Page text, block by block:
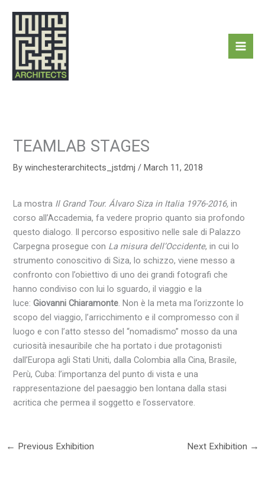
content
TEAMLAB STAGES
Bywinchesterarchitects_jstdmj/March 11, 2018
La mostra Il Grand Tour. Álvaro Siza in Italia 1976-2016,in
corso all’Accademia, fa vedere proprio quanto sia profondo
questo dialogo. Il percorso espositivo nelle sale di Palazzo
Carpegna prosegue con La misura dell’Occidente, in cui lo
strumento conoscitivo di Siza, lo schizzo, viene messo a
confronto con l’obiettivo di uno dei grandi fotografi che
hanno condiviso con lui lo sguardo, il viaggio e la
luce:Giovanni Chiaramonte. Non è la meta ma l’orizzonte lo
scopo del viaggio, l’arricchimento e il compromesso con il
luogo e con l’atto stesso del “nomadismo” mosso da una
curiosità inesauribile che ha portato i due protagonisti
dall’Europa agli Stati Uniti, dalla Colombia alla Cina, Brasile,
Perù, Cuba: l’importanza del punto di vista e una
rappresentazione del paesaggio ben lontana dalla stasi
acritica che permea il soggetto e l’osservatore.
← Previous Exhibition Next Exhibition →